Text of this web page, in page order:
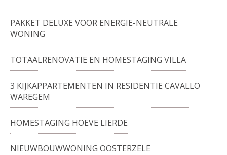
PAKKET DELUXE VOOR ENERGIE-NEUTRALE
WONING
TOTAALRENOVATIE EN HOMESTAGING VILLA
3 KIJKAPPARTEMENTEN IN RESIDENTIE CAVALLO
WAREGEM
HOMESTAGING HOEVE LIERDE
NIEUWBOUWWONING OOSTERZELE